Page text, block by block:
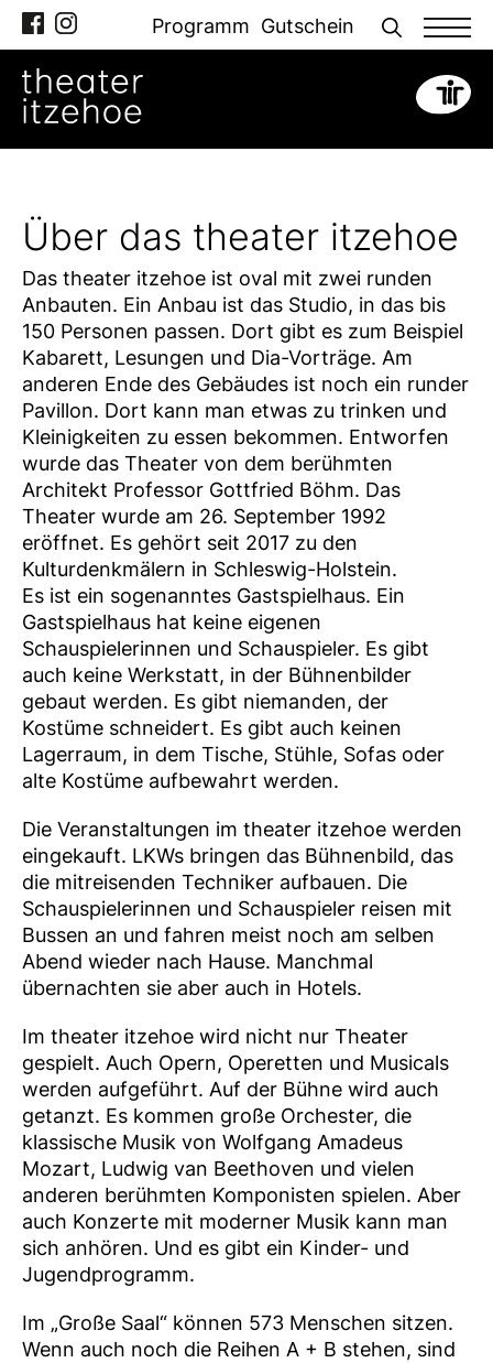
Zum
Inhalt
springen
Programm Gutschein
Über das theater itzehoe
Das theater itzehoe ist oval mit zwei runden
Anbauten. Ein Anbau ist das Studio, in das bis
150 Personen passen. Dort gibt es zum Beispiel
Kabarett, Lesungen und Dia-Vorträge. Am
anderen Ende des Gebäudes ist noch ein runder
Pavillon. Dort kann man etwas zu trinken und
Kleinigkeiten zu essen bekommen. Entworfen
wurde das Theater von dem berühmten
Architekt Professor Gottfried Böhm. Das
Theater wurde am 26. September 1992
eröffnet. Es gehört seit 2017 zu den
Kulturdenkmälern in Schleswig-Holstein.
Es ist ein sogenanntes Gastspielhaus. Ein
Gastspielhaus hat keine eigenen
Schauspielerinnen und Schauspieler. Es gibt
auch keine Werkstatt, in der Bühnenbilder
gebaut werden. Es gibt niemanden, der
Kostüme schneidert. Es gibt auch keinen
Lagerraum, in dem Tische, Stühle, Sofas oder
alte Kostüme aufbewahrt werden.
Die Veranstaltungen im theater itzehoe werden
eingekauft. LKWs bringen das Bühnenbild, das
die mitreisenden Techniker aufbauen. Die
Schauspielerinnen und Schauspieler reisen mit
Bussen an und fahren meist noch am selben
Abend wieder nach Hause. Manchmal
übernachten sie aber auch in Hotels.
Im theater itzehoe wird nicht nur Theater
gespielt. Auch Opern, Operetten und Musicals
werden aufgeführt. Auf der Bühne wird auch
getanzt. Es kommen große Orchester, die
klassische Musik von Wolfgang Amadeus
Mozart, Ludwig van Beethoven und vielen
anderen berühmten Komponisten spielen. Aber
auch Konzerte mit moderner Musik kann man
sich anhören. Und es gibt ein Kinder- und
Jugendprogramm.
Im „Große Saal“ können 573 Menschen sitzen.
Wenn auch noch die Reihen A + B stehen, sind